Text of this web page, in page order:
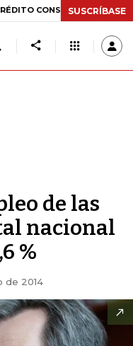
29,66% +0,87%
SUSCRÍBASE
de las
nacional
%
de 2014